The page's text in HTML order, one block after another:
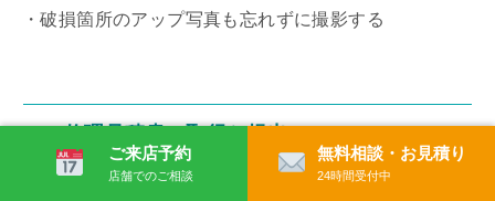
・破損箇所のアップ写真も忘れずに撮影する
ご来店予約
店舗でのご相談
無料相談・お見積り
24時間受付中